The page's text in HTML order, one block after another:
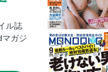
ル誌
ガジ